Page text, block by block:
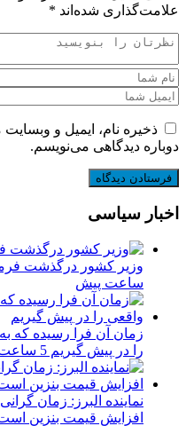
علامت‌گذاری شده‌اند *
ذخیره نام، ایمیل و
دوباره دیدگاهی می‌نویسم.
اخبار سیاسی
وزیر کشور درگذشت
ساعت پیش
زمان آن فرا رسیده که
را در پیش گیریم 5 ساعت پیش
نماینده البرز: زمان
افزایش قیمت بنزین